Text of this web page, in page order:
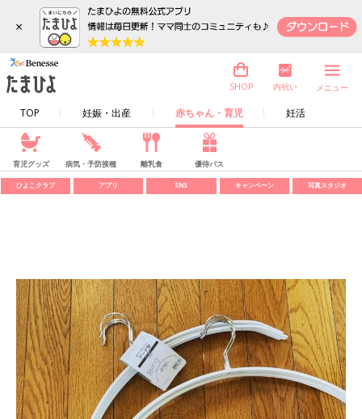
×
TOP 妊娠・出産 赤ちゃん・育児 妊活
SHOP 内祝い メニュー
育児グッズ 病気・予防接種 離乳食 優待パス
ひよこクラブ アプリ SNS キャンペーン 写真スタジオ